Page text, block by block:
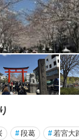
#段葛 #若宮大